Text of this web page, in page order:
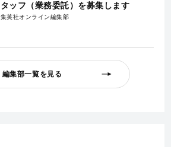
タッフ（業務委託）を募集します
集英社オンライン編集部
編集部一覧を見る